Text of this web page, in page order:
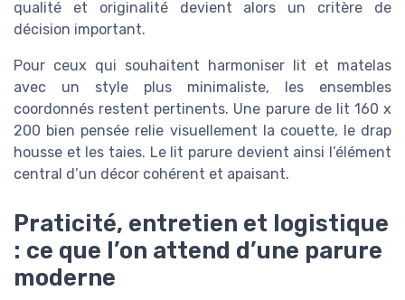
qualité et originalité devient alors un critère de
décision important.
Pour ceux qui souhaitent harmoniser lit et matelas
avec un style plus minimaliste, les ensembles
coordonnés restent pertinents. Une parure de lit 160 x
200 bien pensée relie visuellement la couette, le drap
housse et les taies. Le lit parure devient ainsi l’élément
central d’un décor cohérent et apaisant.
Praticité, entretien et logistique
: ce que l’on attend d’une parure
moderne